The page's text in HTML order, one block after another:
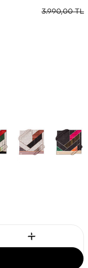
3.990,00TL